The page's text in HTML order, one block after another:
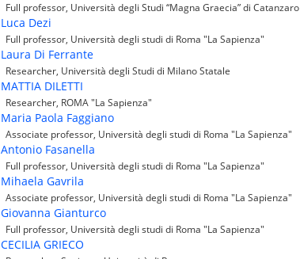
Full professor, Università degli Studi “Magna Graecia” di Catanzaro
Luca Dezi
Full professor, Università degli studi di Roma "La Sapienza"
Laura Di Ferrante
Researcher, Università degli Studi di Milano Statale
MATTIA DILETTI
Researcher, ROMA "La Sapienza"
Maria Paola Faggiano
Associate professor, Università degli studi di Roma "La Sapienza"
Antonio Fasanella
Full professor, Università degli studi di Roma "La Sapienza"
Mihaela Gavrila
Associate professor, Università degli studi di Roma "La Sapienza"
Giovanna Gianturco
Full professor, Università degli studi di Roma "La Sapienza"
CECILIA GRIECO